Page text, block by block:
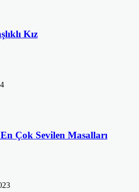
Kız
Çok Sevilen Masalları